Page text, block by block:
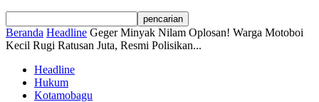
Beranda Headline Geger Minyak Nilam Oplosan! Warga Motoboi
Kecil Rugi Ratusan Juta, Resmi Polisikan...
Headline
Hukum
Kotamobagu